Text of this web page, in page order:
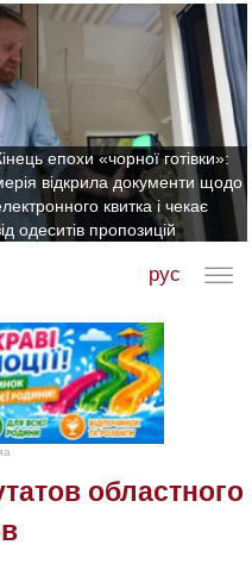
епохи «чорної готівки»:
відкрила документи щодо
квитка і чекає
одеситів пропозицій
рус
областного